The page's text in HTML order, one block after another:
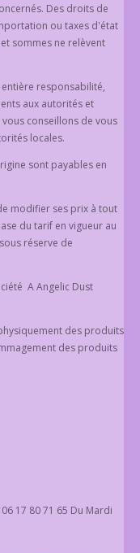
Des droits de
ou taxes d'état
sommes ne relèvent
responsabilité,
aux autorités et
conseillons de vous
locales.
sont payables en
modifier ses prix à tout
du tarif en vigueur au
réserve de
A Angelic Dust
des produits
des produits
06 17 80 71 65 Du Mardi